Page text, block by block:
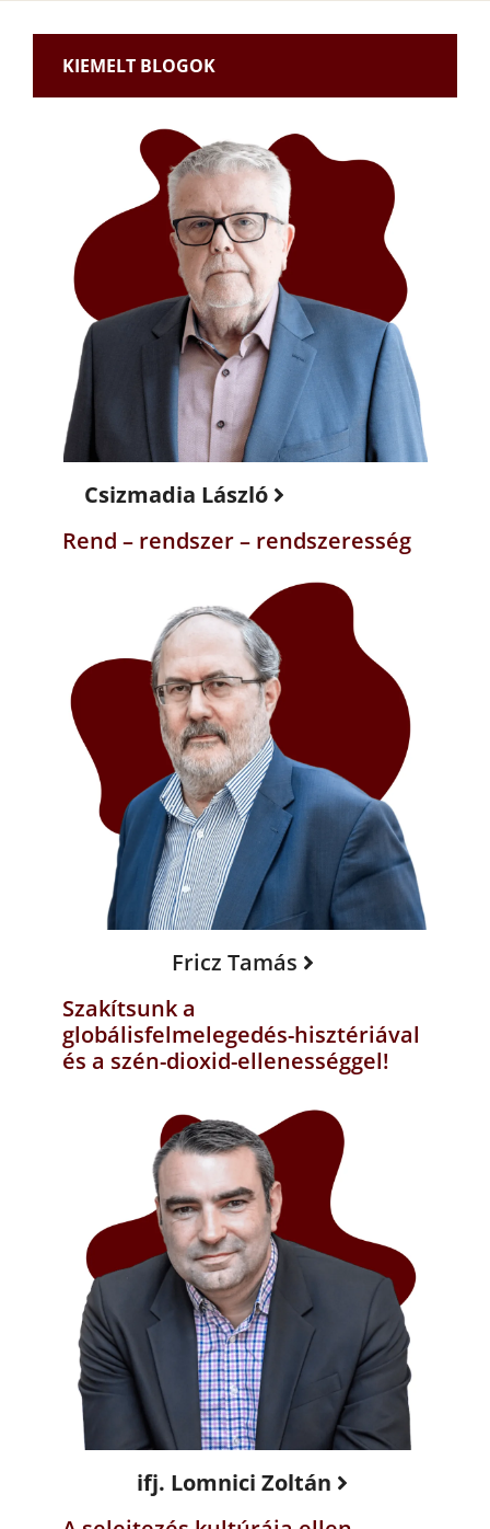
KIEMELT BLOGOK
Csizmadia László
Rend – rendszer – rendszeresség
Fricz Tamás
Szakítsunk a
globálisfelmelegedés-hisztériával
és a szén-dioxid-ellenességgel!
ifj. Lomnici Zoltán